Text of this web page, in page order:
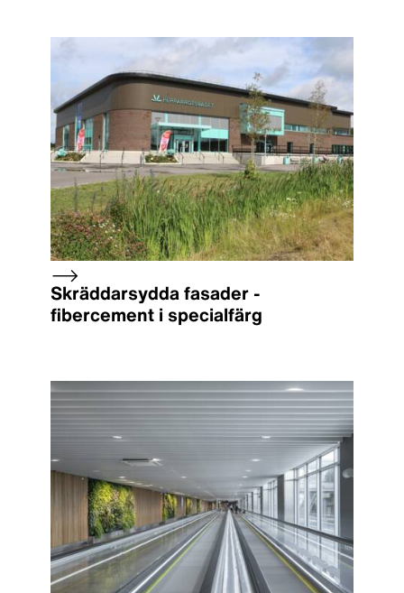
Skräddarsydda fasader -
fibercement i specialfärg